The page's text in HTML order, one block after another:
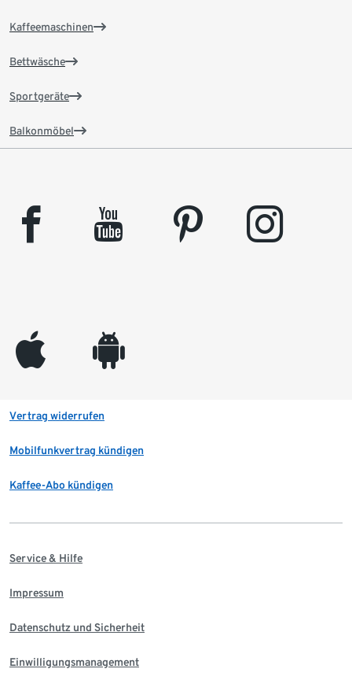
Kaffeemaschinen
Bettwäsche
Sportgeräte
Balkonmöbel
facebook youtube pinterest instagram
appleinc android
Vertrag widerrufen
Mobilfunkvertrag kündigen
Kaffee-Abo kündigen
Service & Hilfe
Impressum
Datenschutz und Sicherheit
Einwilligungsmanagement